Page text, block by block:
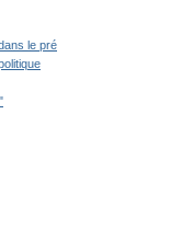
le pré